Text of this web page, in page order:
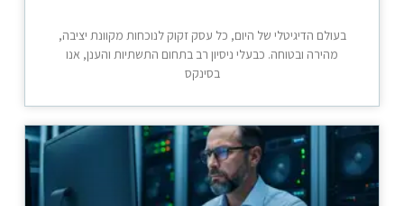
בעולם הדיגיטלי של היום, כל עסק זקוק לנוכחות מקוונת יציבה,
מהירה ובטוחה. כבעלי ניסיון רב בתחום התשתיות והענן, אנו
בסינקס